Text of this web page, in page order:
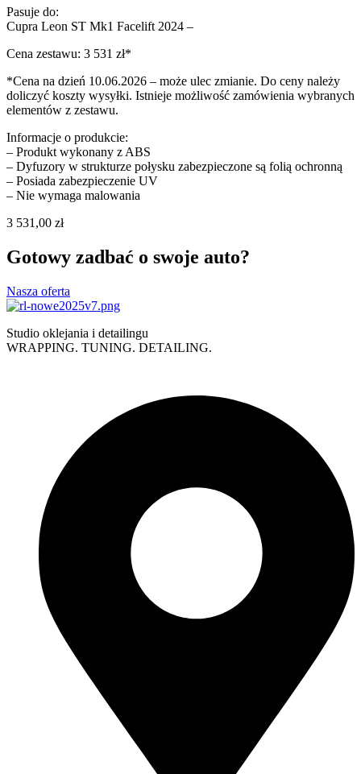
Pasuje do:
Cupra Leon ST Mk1 Facelift 2024 –
Cena zestawu: 3 531 zł*
*Cena na dzień 10.06.2026 – może ulec zmianie. Do ceny należy
doliczyć koszty wysyłki. Istnieje możliwość zamówienia wybranych
elementów z zestawu.
Informacje o produkcie:
– Produkt wykonany z ABS
– Dyfuzory w strukturze połysku zabezpieczone są folią ochronną
– Posiada zabezpieczenie UV
– Nie wymaga malowania
3 531,00 zł
Gotowy zadbać o swoje auto?
Nasza oferta
Studio oklejania i detailingu
WRAPPING. TUNING. DETAILING.